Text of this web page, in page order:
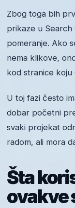
Zbog toga bih
prikaze u
pomeranje. Ako
nema klikove,
kod stranice
U toj fazi često
dobar početni
svaki projekat
radom, ali mora
Šta
ovakve